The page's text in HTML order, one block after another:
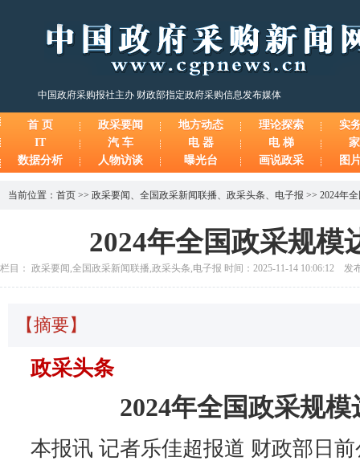
中国政府采购报社主办 财政部指定政府采购信息发布媒体
首 页 政采要闻 地方动态 理论探索
实
IT
汽 车 电 器 电 梯
数据分析
人物访谈 曝光台 画说政采 图
当前位置： 首页 >> 政采要闻 、 全国政采新闻联播、 政采头条、 电子报 >> 2024年
2024年全国政采规模
栏目： 政采要闻,全国政采新闻联播,政采头条,电子报 时间：2025-11-14 10:06:12 发
【摘要】
政采头条
2024年全国政采规模
本报讯 记者乐佳超报道 财政部日